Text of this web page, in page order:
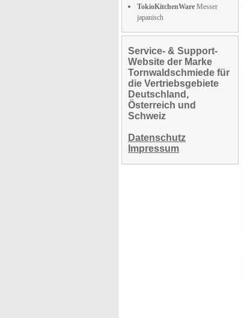
TokioKitchenWare Messer
japanisch
Service- & Support-
Website der Marke
Tornwaldschmiede für
die Vertriebsgebiete
Deutschland,
Österreich und
Schweiz
Datenschutz
Impressum